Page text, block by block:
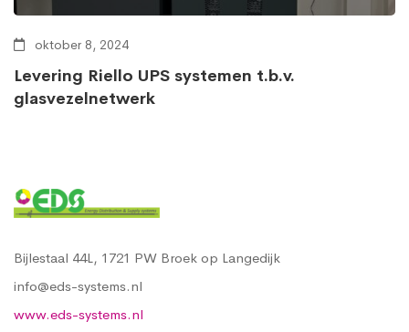
oktober 8, 2024
Levering Riello UPS systemen t.b.v.
glasvezelnetwerk
Bijlestaal 44L, 1721 PW Broek op Langedijk
info@eds-systems.nl
www.eds-systems.nl